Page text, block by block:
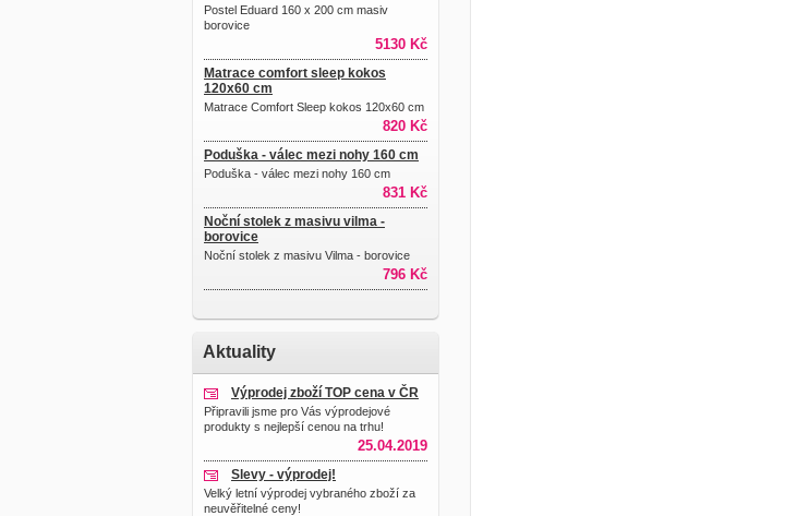
Postel Eduard 160 x 200 cm masiv
borovice
5130 Kč
Matrace comfort sleep kokos
120x60 cm
Matrace Comfort Sleep kokos 120x60 cm
820 Kč
Poduška - válec mezi nohy 160 cm
Poduška - válec mezi nohy 160 cm
831 Kč
Noční stolek z masivu vilma -
borovice
Noční stolek z masivu Vilma - borovice
796 Kč
Aktuality
Výprodej zboží TOP cena v ČR
Připravili jsme pro Vás výprodejové
produkty s nejlepší cenou na trhu!
25.04.2019
Slevy - výprodej!
Velký letní výprodej vybraného zboží za
neuvěřitelné ceny!